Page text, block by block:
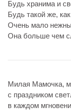
Будь хранима и
Будь такой же,
Очень мало
Она больше чем
Милая Мамочка,
с праздником
в каждом